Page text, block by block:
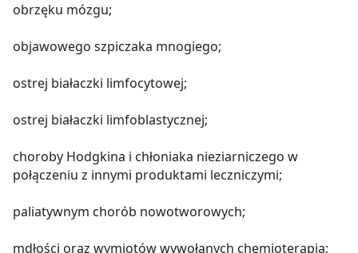
obrzęku mózgu;
objawowego szpiczaka mnogiego;
ostrej białaczki limfocytowej;
ostrej białaczki limfoblastycznej;
choroby Hodgkina i chłoniaka nieziarniczego w
połączeniu z innymi produktami leczniczymi;
paliatywnym chorób nowotworowych;
mdłości oraz wymiotów wywołanych chemioterapią;